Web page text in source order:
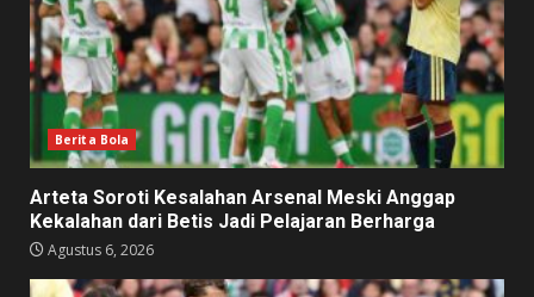
Berita Bola
Arteta Soroti Kesalahan Arsenal Meski Anggap
Kekalahan dari Betis Jadi Pelajaran Berharga
Agustus 6, 2026